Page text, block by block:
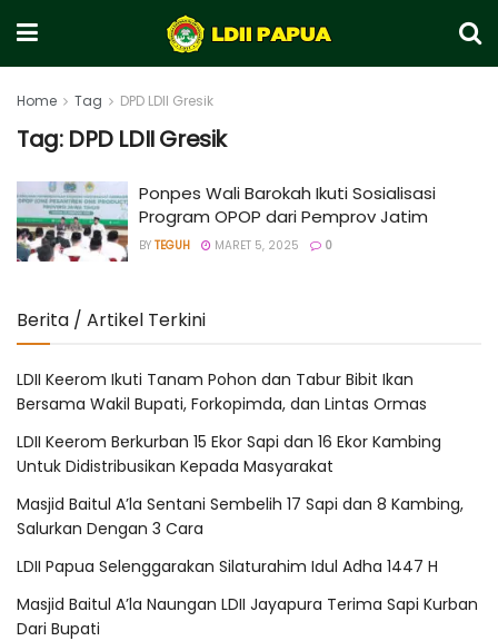
Home Tag DPD LDII Gresik
Tag: DPD LDII Gresik
Ponpes Wali Barokah Ikuti Sosialisasi
Program OPOP dari Pemprov Jatim
BY TEGUH MARET 5, 2025 0
Berita / Artikel Terkini
LDII Keerom Ikuti Tanam Pohon dan Tabur Bibit Ikan
Bersama Wakil Bupati, Forkopimda, dan Lintas Ormas
LDII Keerom Berkurban 15 Ekor Sapi dan 16 Ekor Kambing
Untuk Didistribusikan Kepada Masyarakat
Masjid Baitul A’la Sentani Sembelih 17 Sapi dan 8 Kambing,
Salurkan Dengan 3 Cara
LDII Papua Selenggarakan Silaturahim Idul Adha 1447 H
Masjid Baitul A’la Naungan LDII Jayapura Terima Sapi Kurban
Dari Bupati